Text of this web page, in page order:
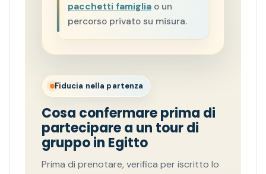
pacchetti famigliao un
percorso privato su misura.
Fiducia nella partenza
Cosa confermare prima di
partecipare a un tour di
gruppo in Egitto
Prima di prenotare, verifica per iscritto lo